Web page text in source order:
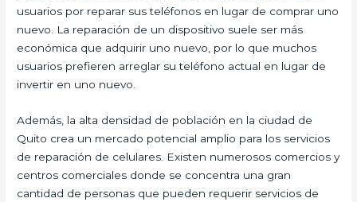
usuarios por reparar sus teléfonos en lugar de comprar uno
nuevo. La reparación de un dispositivo suele ser más
económica que adquirir uno nuevo, por lo que muchos
usuarios prefieren arreglar su teléfono actual en lugar de
invertir en uno nuevo.
Además, la alta densidad de población en la ciudad de
Quito crea un mercado potencial amplio para los servicios
de reparación de celulares. Existen numerosos comercios y
centros comerciales donde se concentra una gran
cantidad de personas que pueden requerir servicios de